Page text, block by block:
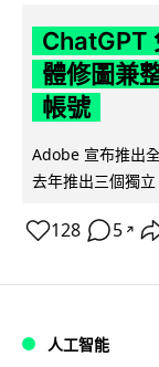
ChatGPT
體修圖兼
帳號
Adobe 宣布推出
去年推出三個獨
128 5 ↗
人工智能